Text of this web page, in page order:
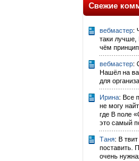
Свежие
вебмастер:
таки лучше,
чём
вебмастер:
Нашёл на
для
Ирина: Все
не могу
где В поле
это самый
Таня: В
поставить.
очень